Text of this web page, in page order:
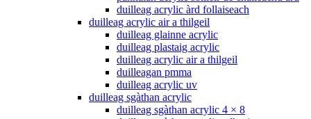
duilleag acrylic àrd follaiseach
duilleag acrylic air a thilgeil
duilleag glainne acrylic
duilleag plastaig acrylic
duilleag acrylic air a thilgeil
duilleagan pmma
duilleag acrylic uv
duilleag sgàthan acrylic
duilleag sgàthan acrylic 4 × 8